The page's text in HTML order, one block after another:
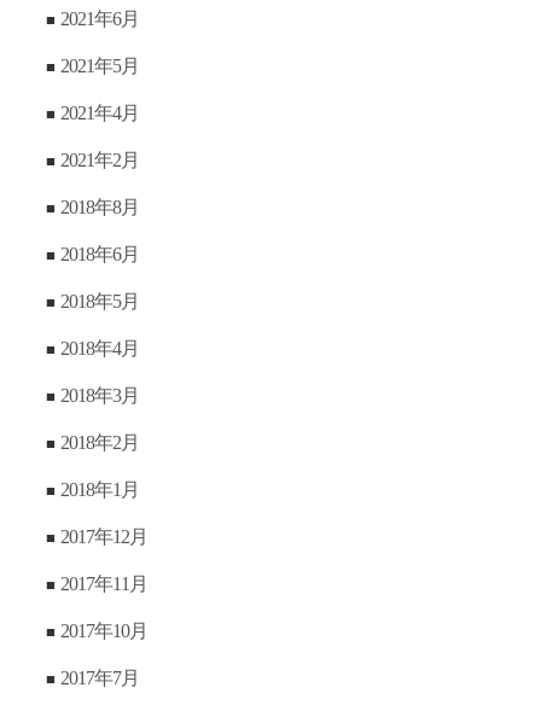
2021年6月
2021年5月
2021年4月
2021年2月
2018年8月
2018年6月
2018年5月
2018年4月
2018年3月
2018年2月
2018年1月
2017年12月
2017年11月
2017年10月
2017年7月